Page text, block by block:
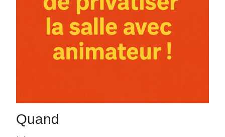
Quand